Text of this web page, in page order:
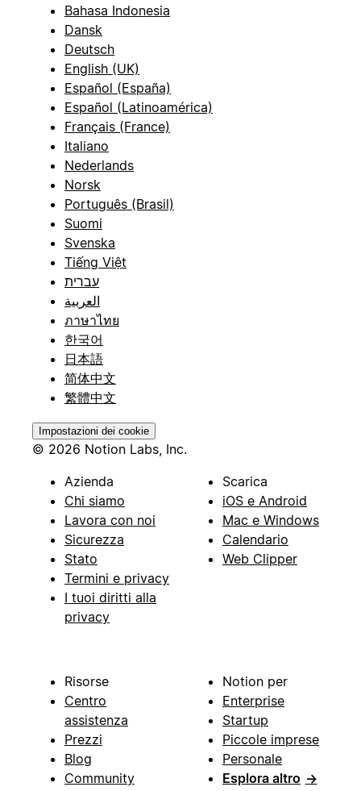
Bahasa Indonesia
Dansk
Deutsch
English (UK)
Español (España)
Español (Latinoamérica)
Français (France)
Italiano
Nederlands
Norsk
Português (Brasil)
Suomi
Svenska
Tiếng Việt
עברית
العربية
ภาษาไทย
한국어
日本語
简体中文
繁體中文
Impostazioni dei cookie
© 2026 Notion Labs, Inc.
Azienda
Chi siamo
Lavora con noi
Sicurezza
Stato
Termini e privacy
I tuoi diritti alla
privacy
Scarica
iOS e Android
Mac e Windows
Calendario
Web Clipper
Risorse
Centro
assistenza
Prezzi
Blog
Community
Notion per
Enterprise
Startup
Piccole imprese
Personale
Esplora altro →